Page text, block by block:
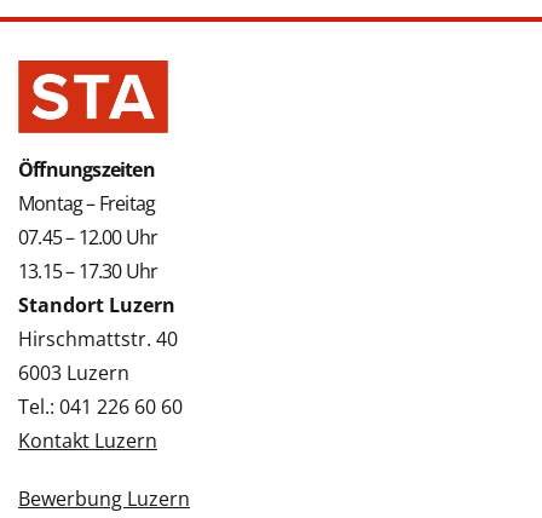
Öffnungszeiten
Montag – Freitag
07.45 – 12.00 Uhr
13.15 – 17.30 Uhr
Standort Luzern
Hirschmattstr. 40
6003 Luzern
Tel.: 041 226 60 60
Kontakt Luzern
Bewerbung Luzern